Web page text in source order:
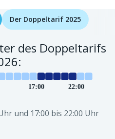
Der Doppeltarif 2025
des Doppeltarifs
und 17:00 bis 22:00 Uhr